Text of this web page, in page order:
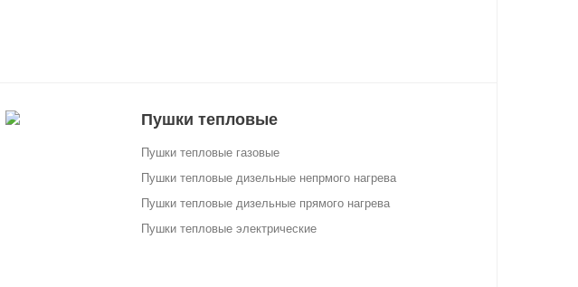
Пушки тепловые
Пушки тепловые газовые
Пушки тепловые дизельные непрмого нагрева
Пушки тепловые дизельные прямого нагрева
Пушки тепловые электрические